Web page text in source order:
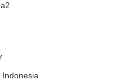
Indonesia